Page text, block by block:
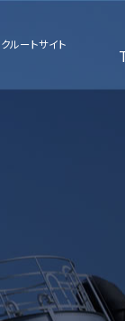
クルートサイト